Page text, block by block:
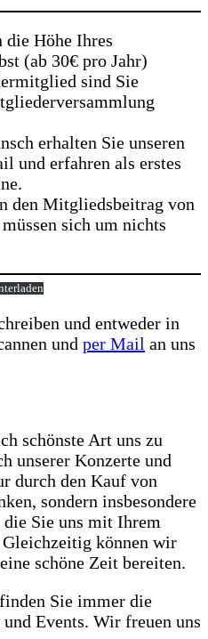
die Höhe Ihres
(ab 30€ pro Jahr)
sind Sie
erhalten Sie unseren
und erfahren als erstes
den Mitgliedsbeitrag von
sich um nichts
und entweder in
und per Mail an uns
schönste Art uns zu
unserer Konzerte und
durch den Kauf von
sondern insbesondere
Sie uns mit Ihrem
Gleichzeitig können wir
schöne Zeit bereiten.
Sie immer die
Events. Wir freuen uns